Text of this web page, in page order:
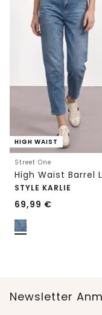
HIGH WAIST
Street One
STYLE KARLIE
69,99 €
Newsletter